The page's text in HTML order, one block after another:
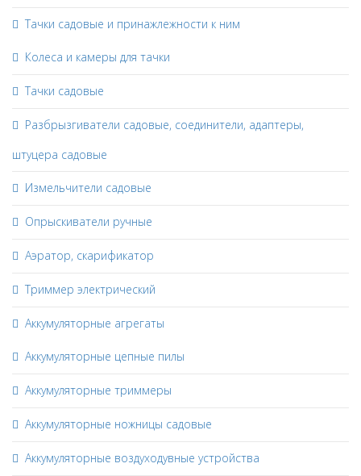
Тачки садовые и принажлежности к ним
Колеса и камеры для тачки
Тачки садовые
Разбрызгиватели садовые, соединители, адаптеры,
штуцера садовые
Измельчители садовые
Опрыскиватели ручные
Аэратор, скарификатор
Триммер электрический
Аккумуляторные агрегаты
Аккумуляторные цепные пилы
Аккумуляторные триммеры
Аккумуляторные ножницы садовые
Аккумуляторные воздуходувные устройства